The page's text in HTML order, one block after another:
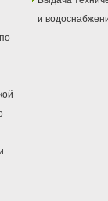
и